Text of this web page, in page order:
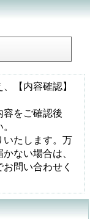
【内容確認】
容をご確認後
いたします。万
ない場合は、
問い合わせく